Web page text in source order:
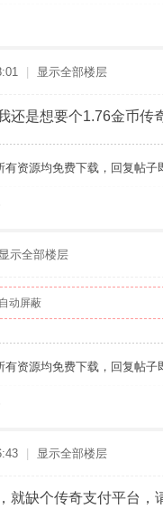
显示全部楼层
还是想要个1.76金币传
资源均免费下载，回复帖子
显示全部楼层
动屏蔽
资源均免费下载，回复帖子
显示全部楼层
就缺个传奇支付平台，